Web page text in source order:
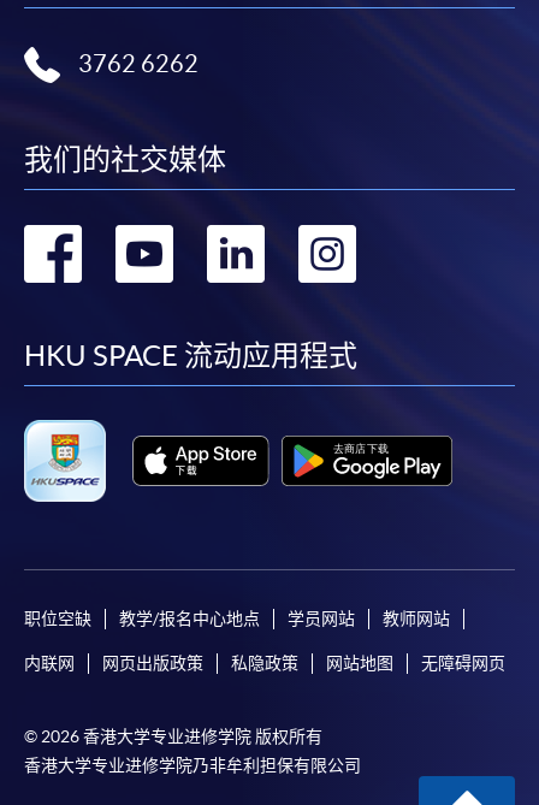
3762 6262
我们的社交媒体
转
facebook
转
youtube
转
linkedin
HKU SPACE 流动应用程式
职位空缺 教学/报名中心地点 学员网站 教师网站
内联网 网页出版政策 私隐政策 网站地图 无障碍网页
© 2026 香港大学专业进修学院 版权所有
香港大学专业进修学院乃非牟利担保有限公司